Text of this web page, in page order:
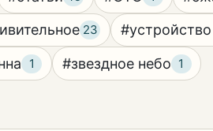
23
1 #звездное небо 1